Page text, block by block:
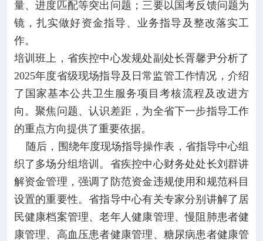
量、进度匹配等突出问题；三要以国考反馈问题为
镜，扎实做好资金指导、业务指导及整改落实工
作。
培训班上，省疾控中心发规处副处长胥馨尹分析了
2025年度省级现场指导及日常监管工作情况，介绍
了国家基本公共卫生服务项目考核流程及改进方
向。聚焦问题、认识差距，为全省下一步指导工作
的重点方向提供了重要依据。
随后，围绕年度现场指导操作表，省指导中心组
织了多场分组培训。省疾控中心财务处处长刘群讲
解资金管理，强调了防范资金违规使用和规范科目
设置的重要性。省指导中心有关专家分别讲解了居
民健康档案管理、老年人健康管理、慢阻肺患者健
康管理、高血压患者健康管理、糖尿病患者健康管